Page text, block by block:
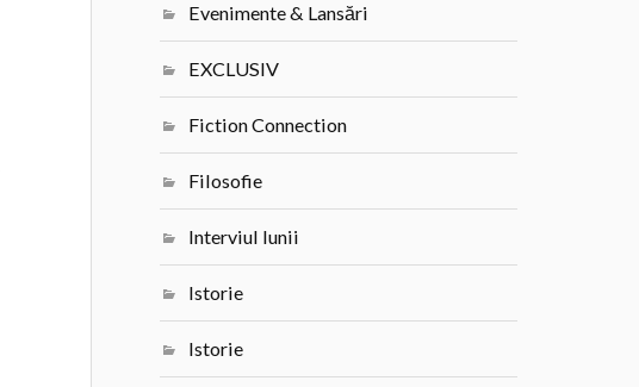
Evenimente & Lansări
EXCLUSIV
Fiction Connection
Filosofie
Interviul lunii
Istorie
Istorie